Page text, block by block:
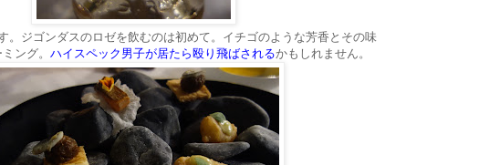
。ジゴンダスのロゼを飲むのは初めて。イチゴのような芳香とその味
ング。 ハイスペック男子が居たら殴り飛ばされるかもしれません。